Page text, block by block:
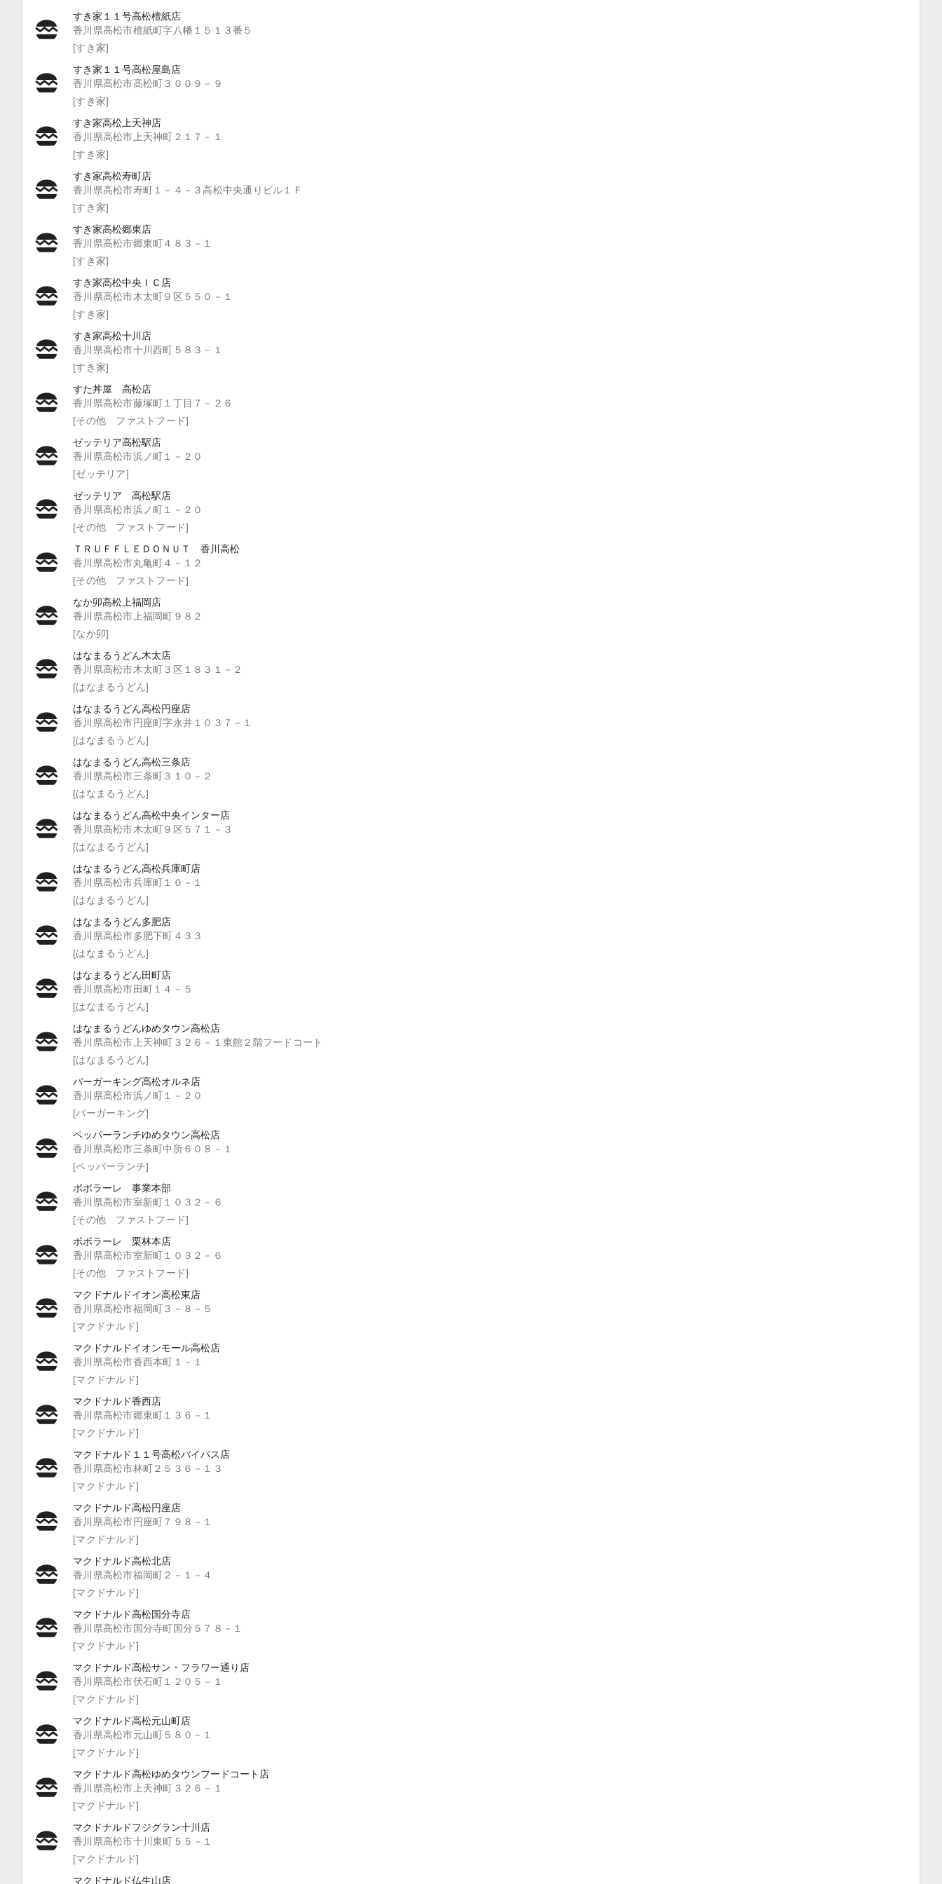
すき家１１号高松檀紙店
香川県高松市檀紙町字八幡１５１３番５
[すき家]
すき家１１号高松屋島店
香川県高松市高松町３００９－９
[すき家]
すき家高松上天神店
香川県高松市上天神町２１７－１
[すき家]
すき家高松寿町店
香川県高松市寿町１－４－３高松中央通りビル１Ｆ
[すき家]
すき家高松郷東店
香川県高松市郷東町４８３－１
[すき家]
すき家高松中央ＩＣ店
香川県高松市木太町９区５５０－１
[すき家]
すき家高松十川店
香川県高松市十川西町５８３－１
[すき家]
すた丼屋 高松店
香川県高松市藤塚町１丁目７－２６
[その他 ファストフード]
ゼッテリア高松駅店
香川県高松市浜ノ町１－２０
[ゼッテリア]
ゼッテリア 高松駅店
香川県高松市浜ノ町１－２０
[その他 ファストフード]
ＴＲＵＦＦＬＥＤＯＮＵＴ 香川高松
香川県高松市丸亀町４－１２
[その他 ファストフード]
なか卯高松上福岡店
香川県高松市上福岡町９８２
[なか卯]
はなまるうどん木太店
香川県高松市木太町３区１８３１－２
[はなまるうどん]
はなまるうどん高松円座店
香川県高松市円座町字永井１０３７－１
[はなまるうどん]
はなまるうどん高松三条店
香川県高松市三条町３１０－２
[はなまるうどん]
はなまるうどん高松中央インター店
香川県高松市木太町９区５７１－３
[はなまるうどん]
はなまるうどん高松兵庫町店
香川県高松市兵庫町１０－１
[はなまるうどん]
はなまるうどん多肥店
香川県高松市多肥下町４３３
[はなまるうどん]
はなまるうどん田町店
香川県高松市田町１４－５
[はなまるうどん]
はなまるうどんゆめタウン高松店
香川県高松市上天神町３２６－１東館２階フードコート
[はなまるうどん]
バーガーキング高松オルネ店
香川県高松市浜ノ町１－２０
[バーガーキング]
ペッパーランチゆめタウン高松店
香川県高松市三条町中所６０８－１
[ペッパーランチ]
ポポラーレ 事業本部
香川県高松市室新町１０３２－６
[その他 ファストフード]
ポポラーレ 栗林本店
香川県高松市室新町１０３２－６
[その他 ファストフード]
マクドナルドイオン高松東店
香川県高松市福岡町３－８－５
[マクドナルド]
マクドナルドイオンモール高松店
香川県高松市香西本町１－１
[マクドナルド]
マクドナルド香西店
香川県高松市郷東町１３６－１
[マクドナルド]
マクドナルド１１号高松バイパス店
香川県高松市林町２５３６－１３
[マクドナルド]
マクドナルド高松円座店
香川県高松市円座町７９８－１
[マクドナルド]
マクドナルド高松北店
香川県高松市福岡町２－１－４
[マクドナルド]
マクドナルド高松国分寺店
香川県高松市国分寺町国分５７８－１
[マクドナルド]
マクドナルド高松サン・フラワー通り店
香川県高松市伏石町１２０５－１
[マクドナルド]
マクドナルド高松元山町店
香川県高松市元山町５８０－１
[マクドナルド]
マクドナルド高松ゆめタウンフードコート店
香川県高松市上天神町３２６－１
[マクドナルド]
マクドナルドフジグラン十川店
香川県高松市十川東町５５－１
[マクドナルド]
マクドナルド仏生山店